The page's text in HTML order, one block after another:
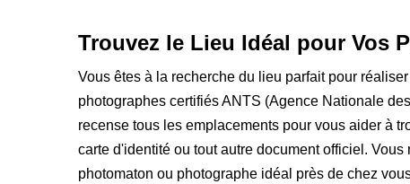
Trouvez le Lieu Idéal pour Vos
Vous êtes à la recherche du lieu parfait pour
photographes certifiés ANTS (Agence Nationale
recense tous les emplacements pour vous aider à
carte d'identité ou tout autre document officiel.
photomaton ou photographe idéal près de chez